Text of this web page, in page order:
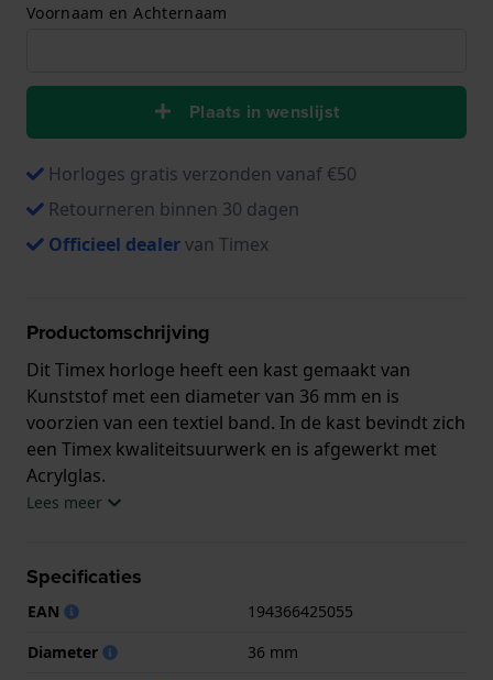
Voornaam en Achternaam
Plaats in wenslijst
Horloges gratis verzonden vanaf €50
Retourneren binnen 30 dagen
Officieel dealervan Timex
Productomschrijving
Dit Timex horloge heeft een kast gemaakt van
Kunststof met een diameter van 36 mm en is
voorzien van een textiel band. In de kast bevindt zich
een Timex kwaliteitsuurwerk en is afgewerkt met
Acrylglas.
geleverd met 2 jaar garantie.
Lees meer
Specificaties
EAN
194366425055
Diameter
36 mm